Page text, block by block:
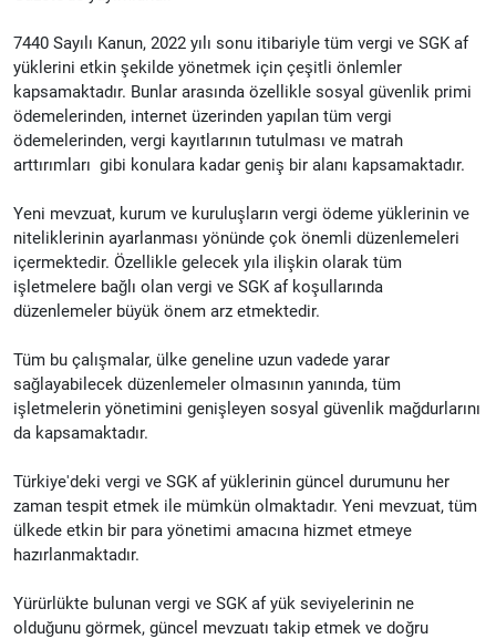
7440 Sayılı Kanun, 2022 yılı sonu itibariyle tüm vergi ve SGK af
yüklerini etkin şekilde yönetmek için çeşitli önlemler
kapsamaktadır. Bunlar arasında özellikle sosyal güvenlik primi
ödemelerinden, internet üzerinden yapılan tüm vergi
ödemelerinden, vergi kayıtlarının tutulması ve matrah
arttırımları gibi konulara kadar geniş bir alanı kapsamaktadır.
Yeni mevzuat, kurum ve kuruluşların vergi ödeme yüklerinin ve
niteliklerinin ayarlanması yönünde çok önemli düzenlemeleri
içermektedir. Özellikle gelecek yıla ilişkin olarak tüm
işletmelere bağlı olan vergi ve SGK af koşullarında
düzenlemeler büyük önem arz etmektedir.
Tüm bu çalışmalar, ülke geneline uzun vadede yarar
sağlayabilecek düzenlemeler olmasının yanında, tüm
işletmelerin yönetimini genişleyen sosyal güvenlik mağdurlarını
da kapsamaktadır.
Türkiye'deki vergi ve SGK af yüklerinin güncel durumunu her
zaman tespit etmek ile mümkün olmaktadır. Yeni mevzuat, tüm
ülkede etkin bir para yönetimi amacına hizmet etmeye
hazırlanmaktadır.
Yürürlükte bulunan vergi ve SGK af yük seviyelerinin ne
olduğunu görmek, güncel mevzuatı takip etmek ve doğru